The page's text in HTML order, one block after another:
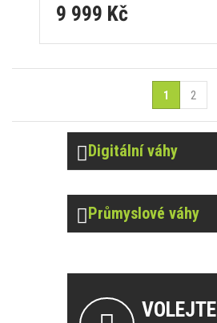
9 999 Kč
1 2
Digitální váhy
Průmyslové váhy
VOLEJTE